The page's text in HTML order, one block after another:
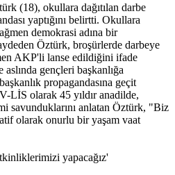
(18), okullara dağıtılan darbe
yaptığını belirtti. Okullara
demokrasi adına bir
Öztürk, broşürlerde darbeye
AKP'li lanse edildiğini ifade
gençleri başkanlığa
propagandasına geçit
LİS olarak 45 yıldır anadilde,
savunduklarını anlatan Öztürk, "Biz
olarak onurlu bir yaşam vaat
yapacağız'